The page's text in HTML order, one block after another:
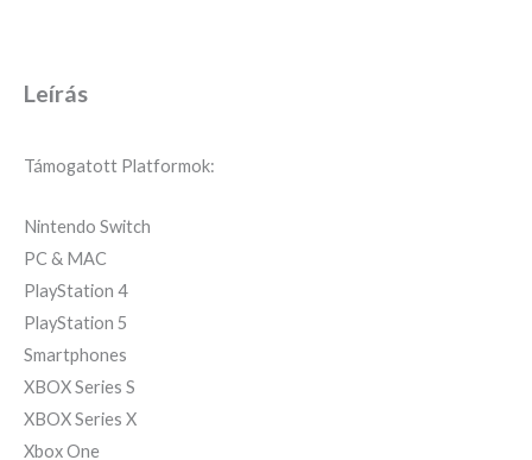
Leírás
Támogatott Platformok:
Nintendo Switch
PC & MAC
PlayStation 4
PlayStation 5
Smartphones
XBOX Series S
XBOX Series X
Xbox One